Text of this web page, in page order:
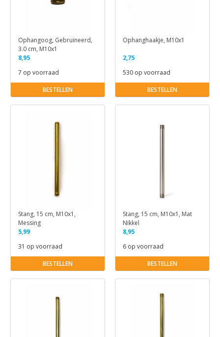
Ophangoog, Gebruineerd,
3.0 cm, M10x1
8,95
7 op voorraad
BESTELLEN
Ophanghaakje, M10x1
2,75
530 op voorraad
BESTELLEN
Stang, 15 cm, M10x1,
Messing
5,99
31 op voorraad
BESTELLEN
Stang, 15 cm, M10x1, Mat
Nikkel
8,95
6 op voorraad
BESTELLEN